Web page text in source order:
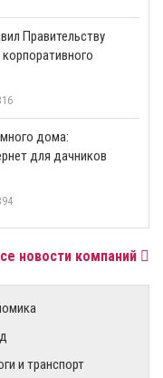
Правительству
дома:
для дачников
новости компаний
и транспорт